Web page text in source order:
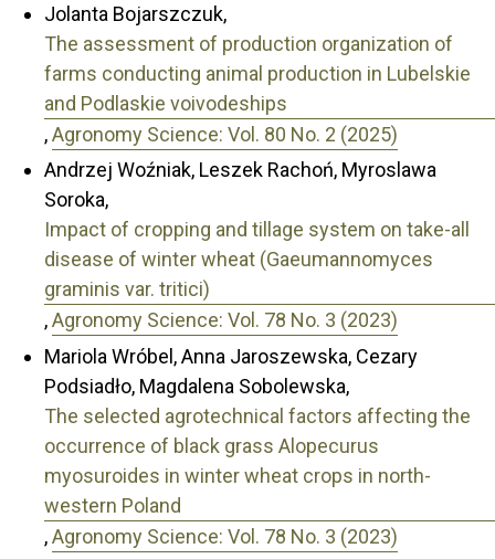
Jolanta Bojarszczuk,
The assessment of production organization of
farms conducting animal production in Lubelskie
and Podlaskie voivodeships
,Agronomy Science: Vol. 80 No. 2 (2025)
Andrzej Woźniak, Leszek Rachoń, Myroslawa
Soroka,
Impact of cropping and tillage system on take-all
disease of winter wheat (Gaeumannomyces
graminis var. tritici)
,Agronomy Science: Vol. 78 No. 3 (2023)
Mariola Wróbel, Anna Jaroszewska, Cezary
Podsiadło, Magdalena Sobolewska,
The selected agrotechnical factors affecting the
occurrence of black grass Alopecurus
myosuroides in winter wheat crops in north-
western Poland
,Agronomy Science: Vol. 78 No. 3 (2023)